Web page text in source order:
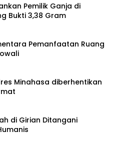
Pemilik Ganja di
Bukti 3,38 Gram
Pemanfaatan Ruang
Minahasa diberhentikan
di Girian Ditangani